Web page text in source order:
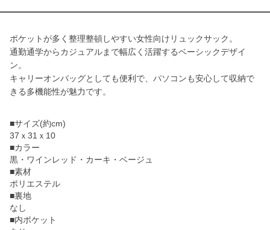
ポケットが多く整理整頓しやすい女性向けリュックサック。
通勤通学からカジュアルまで幅広く活躍するベーシックデザイ
ン。
キャリーオンバッグとしても便利で、パソコンも安心して収納で
きる多機能性が魅力です。
■サイズ(約cm)
37ｘ31ｘ10
■カラー
黒・ワインレッド・カーキ・ベージュ
■素材
ポリエステル
■裏地
なし
■内ポケット